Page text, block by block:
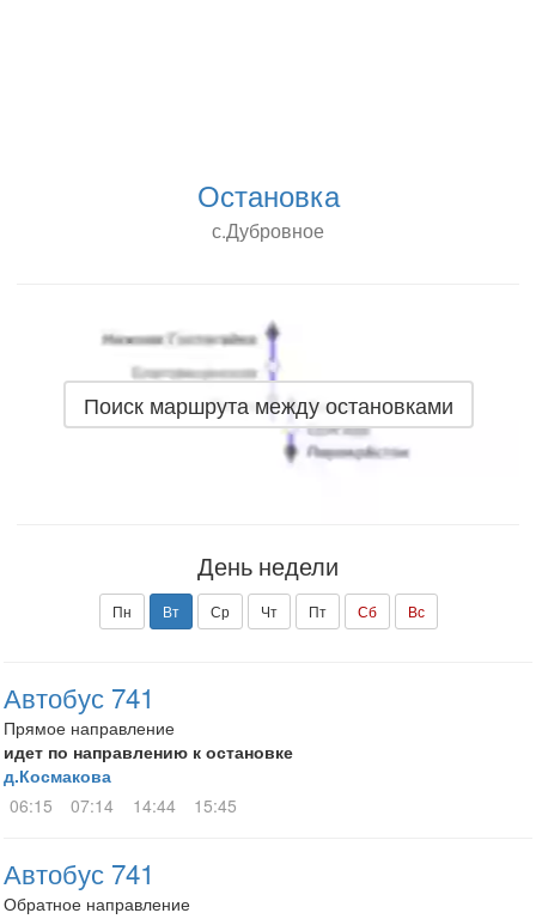
Остановка
с.Дубровное
Поиск маршрута между остановками
День недели
Пн Вт Ср Чт Пт Сб Вс
Автобус 741
Прямое направление
идет по направлению к остановке
д.Космакова
06:15
07:14 14:44 15:45
Автобус 741
Обратное направление